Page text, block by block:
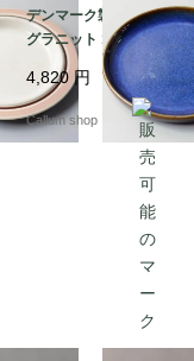
デンマーク製 SOHOLM
グラニット 18cm プレ
ート お皿 スーホルム G
RANIT 北欧食器 北欧雑
貨 ヴィンテージ アンテ
ィーク_it4252
4,820 円
Callum shop